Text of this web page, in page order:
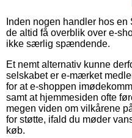
Inden nogen handler hos
de altid få overblik over e-
ikke særlig spændende.
Et nemt alternativ kunne
selskabet er e-mærket
for at e-shoppen
samt at hjemmesiden ofte
megen viden om vilkårene
for støtte, ifald du møder
køb.